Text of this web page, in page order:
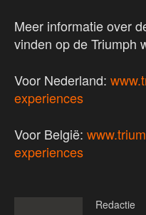
Meer informatie over
vinden op de Triumph
Voor Nederland:
experiences
Voor België:
experiences
Redactie